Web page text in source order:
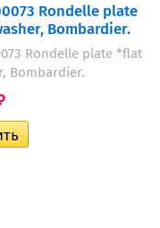
Rondelle plate
Bombardier.
Rondelle plate *flat
Bombardier.